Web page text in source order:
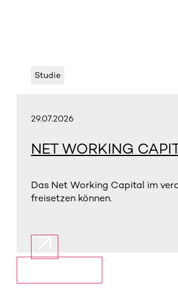
Studie
29.07.2026
NET WORKING
Das Net Working Capital im
freisetzen können.